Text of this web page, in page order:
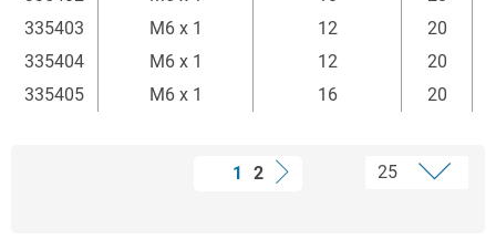
335403
M6 x 1 12
20
335404
M6 x 1 12
20
335405
M6 x 1 16 20
1 2